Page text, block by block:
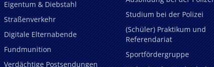
Eigentum & Diebstahl
Straßenverkehr
Digitale Elternabende
Fundmunition
Verdächtige Postsendungen
Studium bei der Polizei
(Schüler) Praktikum und
Referendariat
Sportfördergruppe